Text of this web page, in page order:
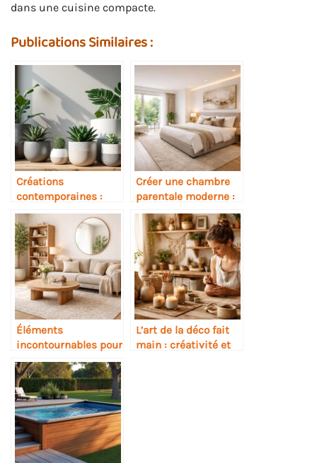
dans une cuisine compacte.
Publications Similaires :
Créations
contemporaines :
l’art du pot de fleur
design
Créer une chambre
parentale moderne :
élégance et confort
au rendez-vous
Éléments
incontournables pour
sublimer votre
décoration intérieure
L’art de la déco fait
main : créativité et